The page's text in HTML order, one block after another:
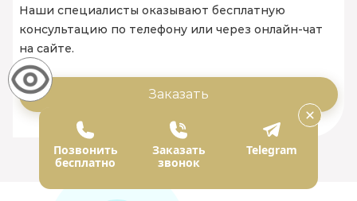
Наши специалисты оказывают бесплатную
консультацию по телефону или через онлайн-чат
на сайте.
Заказать
Позвонить
бесплатно
Заказать
звонок
Telegram